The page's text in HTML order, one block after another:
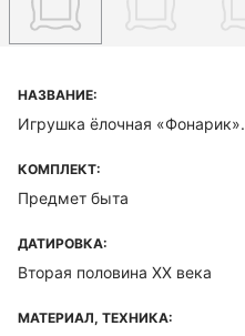
НАЗВАНИЕ:
Игрушка ёлочная «Фонарик».
КОМПЛЕКТ:
Предмет быта
ДАТИРОВКА:
Вторая половина XX века
МАТЕРИАЛ, ТЕХНИКА: